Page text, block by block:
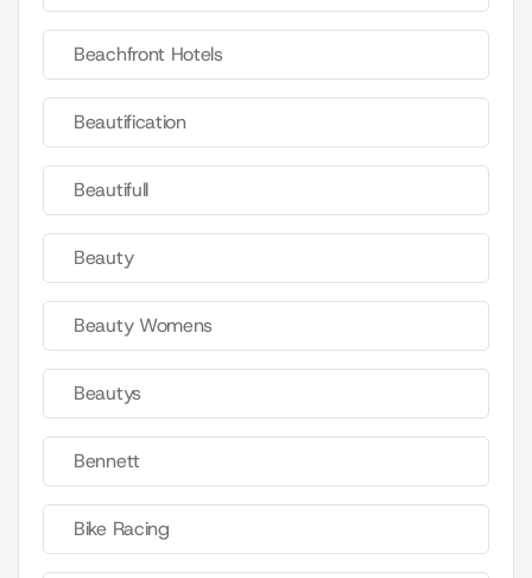
Beachfront Hotels
Beautification
Beautifull
Beauty
Beauty Womens
Beautys
Bennett
Bike Racing